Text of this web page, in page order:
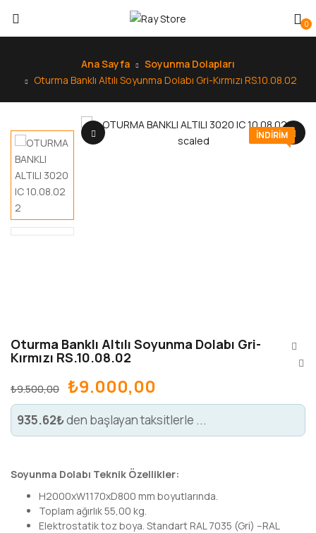
0
Ana Sayfa
Soyunma Dolapları
Oturma Banklı Altılı Soyunma Dolabı Gri-Kırmızı RS.10.08.02
INDIRIM
Oturma Banklı Altılı Soyunma Dolabı Gri-
Kırmızı RS.10.08.02
₺9.500,00 ₺9.000,00
935.62₺den başlayan taksitlerle ...
Soyunma Dolabı Teknik Özellikler:
H2000xW1170xD800 mm boyutlarında.
Toplam ağırlık 55,00 kg.
Elektrostatik toz boya. Standart RAL 7035 (Gri) –RAL